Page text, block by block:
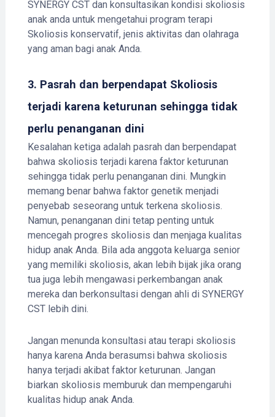
SYNERGY CST dan konsultasikan kondisi skoliosis
anak anda untuk mengetahui program terapi
Skoliosis konservatif, jenis aktivitas dan olahraga
yang aman bagi anak Anda.
3. Pasrah dan berpendapat Skoliosis
terjadi karena keturunan sehingga tidak
perlu penanganan dini
Kesalahan ketiga adalah pasrah dan berpendapat
bahwa skoliosis terjadi karena faktor keturunan
sehingga tidak perlu penanganan dini. Mungkin
memang benar bahwa faktor genetik menjadi
penyebab seseorang untuk terkena skoliosis.
Namun, penanganan dini tetap penting untuk
mencegah progres skoliosis dan menjaga kualitas
hidup anak Anda. Bila ada anggota keluarga senior
yang memiliki skoliosis, akan lebih bijak jika orang
tua juga lebih mengawasi perkembangan anak
mereka dan berkonsultasi dengan ahli di SYNERGY
CST lebih dini.
Jangan menunda konsultasi atau terapi skoliosis
hanya karena Anda berasumsi bahwa skoliosis
hanya terjadi akibat faktor keturunan. Jangan
biarkan skoliosis memburuk dan mempengaruhi
kualitas hidup anak Anda.